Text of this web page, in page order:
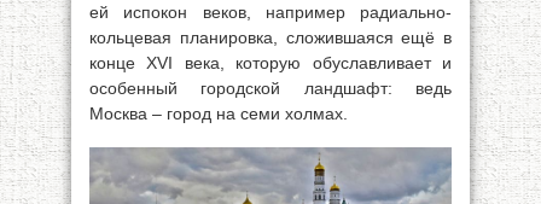
ей испокон веков, например радиально-
кольцевая планировка, сложившаяся ещё в
конце XVI века, которую обуславливает и
особенный городской ландшафт: ведь
Москва – город на семи холмах.